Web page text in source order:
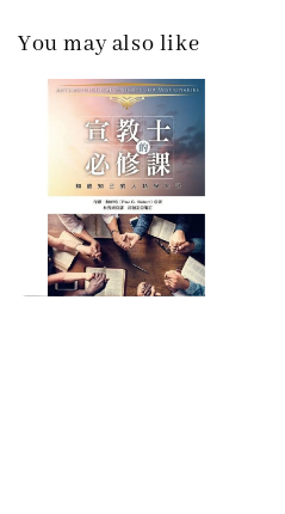
You may also like